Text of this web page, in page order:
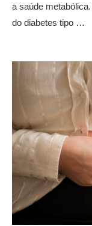
a saúde
do diabetes tipo …